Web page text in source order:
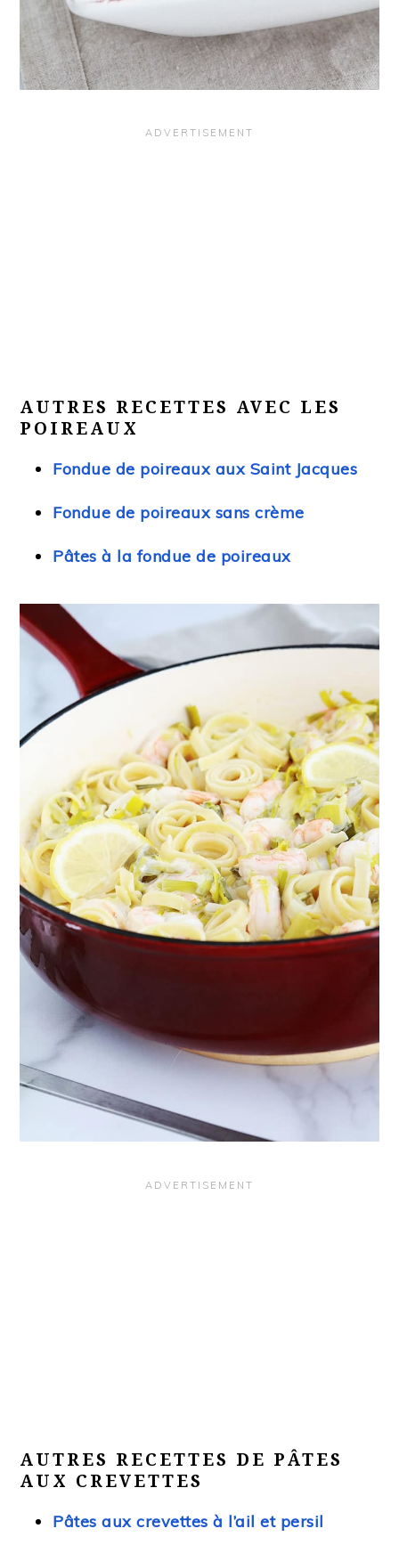
AUTRES RECETTES AVEC LES
POIREAUX
Fondue de poireaux aux Saint Jacques
Fondue de poireaux sans crème
Pâtes à la fondue de poireaux
AUTRES RECETTES DE PÂTES
AUX CREVETTES
Pâtes aux crevettes à l’ail et persil